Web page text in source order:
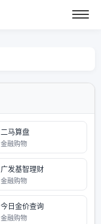
二马算盘
金融购物
广发基智理财
金融购物
今日金价查询
金融购物